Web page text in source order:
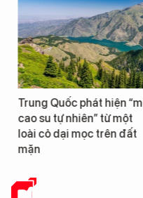
Trung Quốc phát hiện “mỏ
cao su tự nhiên” từ một
loài cỏ dại mọc trên đất
mặn